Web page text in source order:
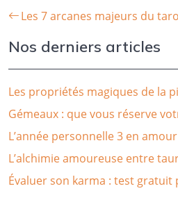
Les 7 arcanes majeurs du
Nos derniers articles
Les propriétés magiques de la
Gémeaux : que vous réserve
L’année personnelle 3 en
L’alchimie amoureuse entre
Évaluer son karma : test